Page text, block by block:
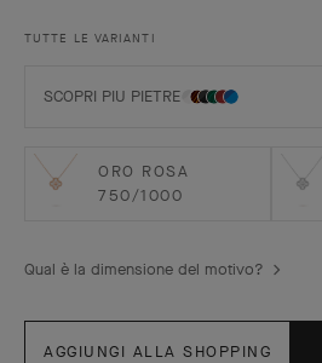
gamma di materiali.
TUTTE LE VARIANTI
SCOPRI PIU PIETRE
ORO ROSA
750/1000
Qual è la dimensione del motivo?
AGGIUNGI ALLA SHOPPING